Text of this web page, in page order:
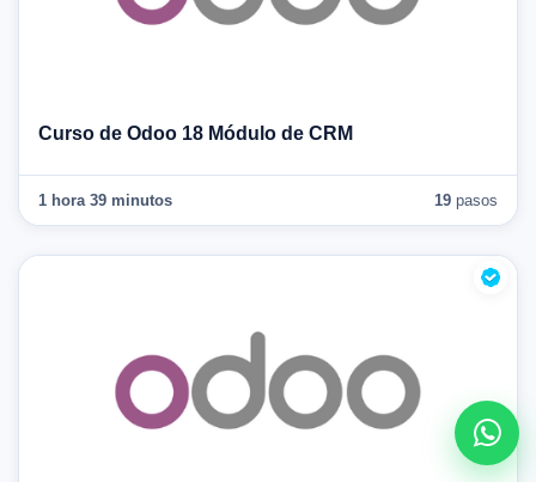
Curso de Odoo 18 Módulo de CRM
1 hora 39 minutos 19 pasos